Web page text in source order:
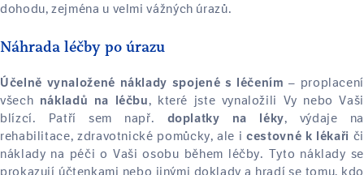
dohodu, zejména u velmi vážných úrazů.
Náhrada léčby po úrazu
Účelně vynaložené náklady spojené s léčením – proplacení
všech nákladů na léčbu, které jste vynaložili Vy nebo Vaši
blízcí. Patří sem např. doplatky na léky, výdaje na
rehabilitace, zdravotnické pomůcky, ale icestovné k lékaři či
náklady na péči o Vaši osobu během léčby. Tyto náklady se
prokazují účtenkami nebo jinými doklady a hradí se tomu, kdo